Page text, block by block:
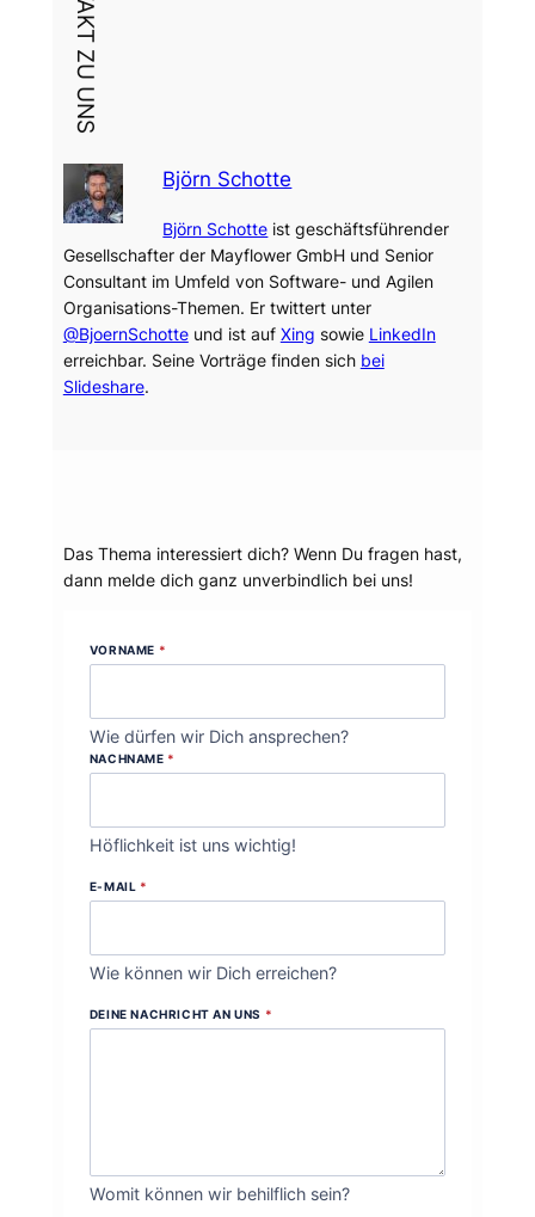
Björn Schotte
Björn Schotte ist geschäftsführender
Gesellschafter der Mayflower GmbH und Senior
Consultant im Umfeld von Software- und Agilen
Organisations-Themen. Er twittert unter
@BjoernSchotteund ist auf Xing sowie LinkedIn
erreichbar. Seine Vorträge finden sich bei
Slideshare.
Das Thema interessiert dich? Wenn Du fragen hast,
dann melde dich ganz unverbindlich bei uns!
VORNAME *
Wie dürfen wir Dich ansprechen?
NACHNAME *
Höflichkeit ist uns wichtig!
E-MAIL *
Wie können wir Dich erreichen?
DEINE NACHRICHT AN UNS *
Womit können wir behilflich sein?